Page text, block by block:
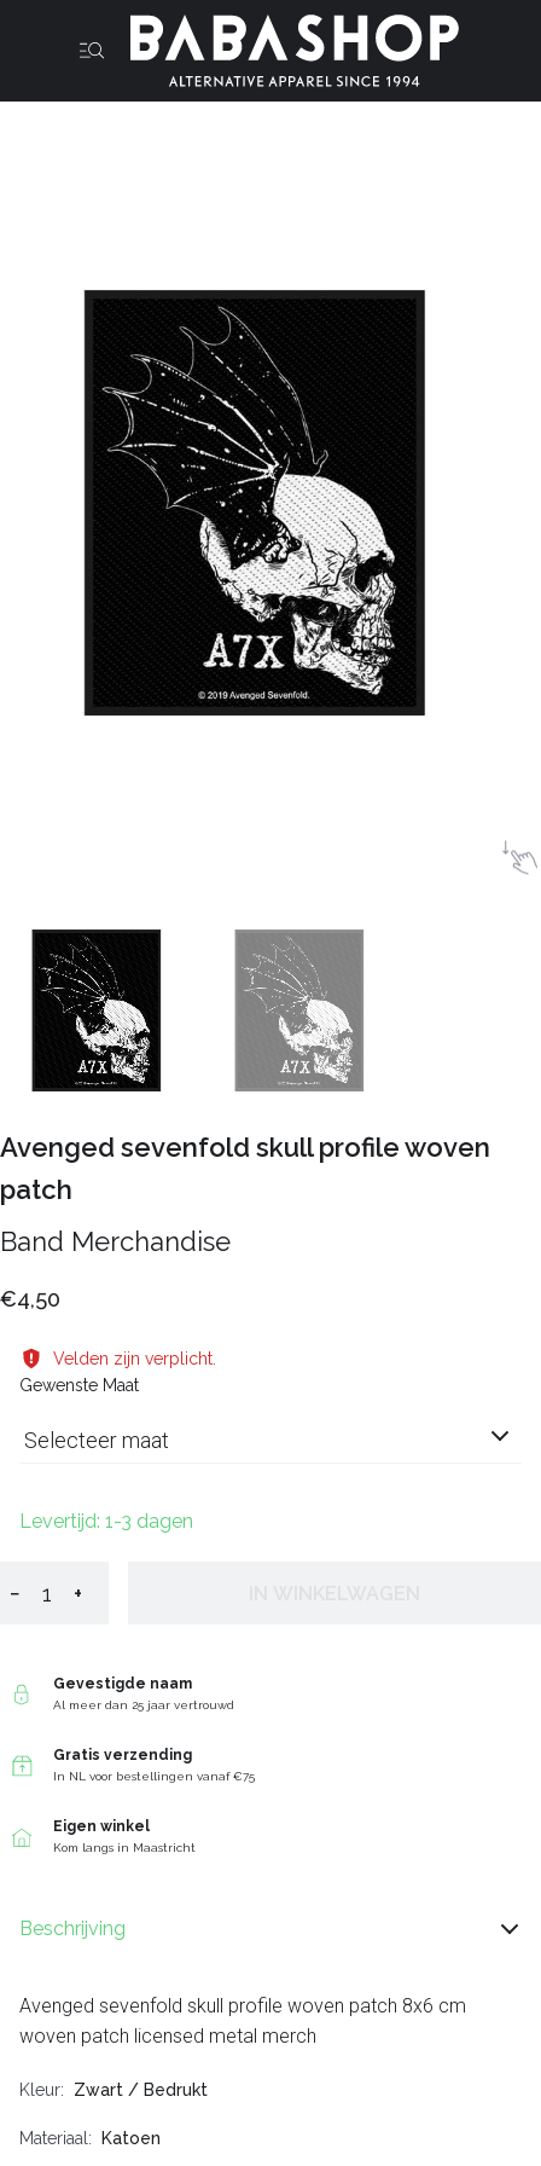
Avenged sevenfold skull profile woven
patch
Band Merchandise
€4,50
Velden zijn verplicht.
Gewenste Maat
Selecteer maat
Levertijd: 1-3 dagen
− +
Gevestigde naam
Al meer dan 25 jaar vertrouwd
Gratis verzending
In NL voor bestellingen vanaf €75
Eigen winkel
Kom langs in Maastricht
Beschrijving
Avenged sevenfold skull profile woven patch 8x6 cm
woven patch licensed metal merch
Kleur Zwart / Bedrukt
Materiaal Katoen